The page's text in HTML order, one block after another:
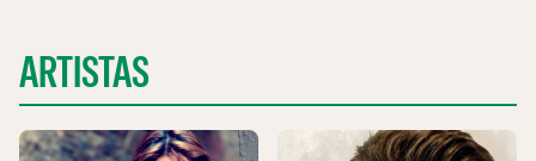
ARTISTAS